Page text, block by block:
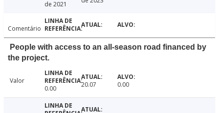
de 2021
Comentário
People with access to an all-season road financed by
the project.
Valor
0.00
20.07 0.00